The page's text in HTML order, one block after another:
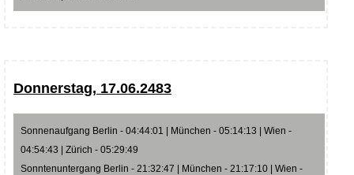
Donnerstag, 17.06.2483
Sonnenaufgang Berlin - 04:44:01 | München - 05:14:13 | Wien -
04:54:43 | Zürich - 05:29:49
Sonntenuntergang Berlin - 21:32:47 | München - 21:17:10 | Wien -